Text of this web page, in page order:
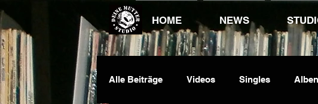
HOME NEWS
Alle Beiträge Videos Singles